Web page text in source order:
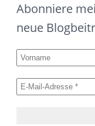
Abonniere
neue